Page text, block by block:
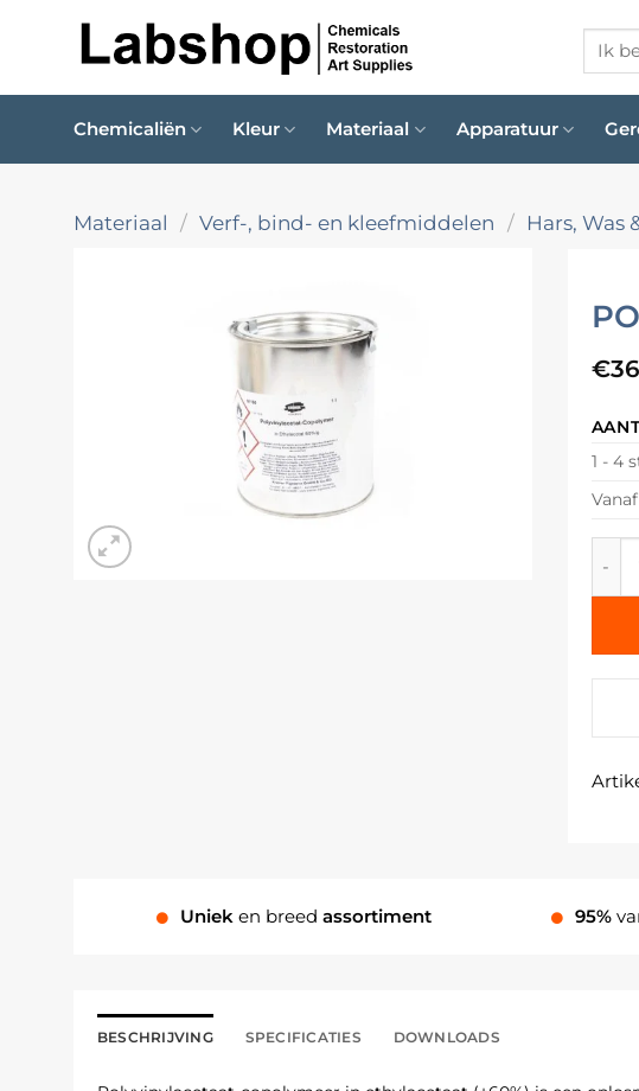
Zoeken
Chemicaliën Kleur Materiaal Apparatuur
Materiaal / Verf-, bind- en kleefmiddelen / Hars, Was
€
1 - 4
Unieken breedassortiment 95%
BESCHRIJVING SPECIFICATIES DOWNLOADS